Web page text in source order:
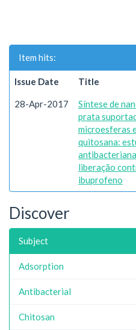
Item hits:
Issue Date Title
28-Apr-2017
Síntese de
prata
microesferas
quitosana:
liberação
ibuprofeno
Discover
Subject
Adsorption
Antibacterial
Chitosan